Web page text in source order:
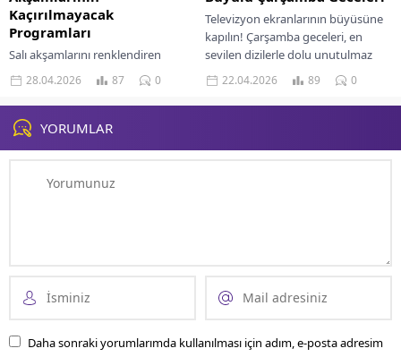
Kaçırılmayacak
Programları
Salı akşamlarını renklendiren
birbirinden heyecanlı ve sürükleyici
TV programlarını keşfedin,
kaçırılmayacak anları yakalayın!
28.04.2026 87 0
Televizyon ekranlarının büyüsüne
kapılın! Çarşamba geceleri, en
sevilen dizilerle dolu unutulmaz
anlar yaşayın. Kaçırmayın!
22.04.2026 89 0
YORUMLAR
Daha sonraki yorumlarımda kullanılması için adım, e-posta adresim